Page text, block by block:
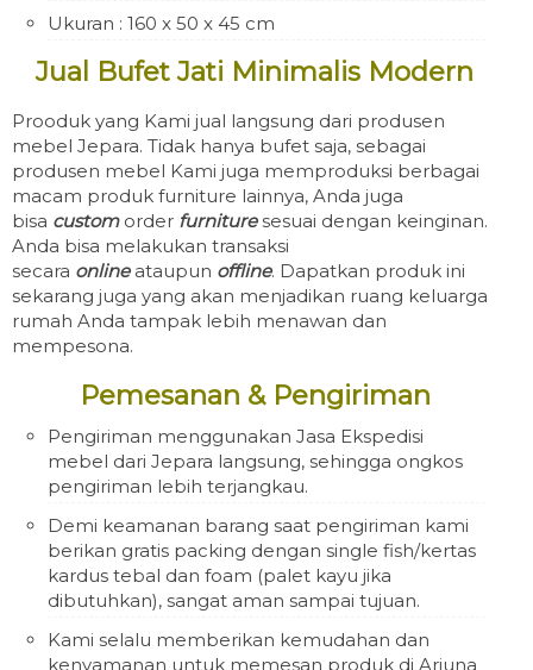
Ukuran : 160 x 50 x 45 cm
Jual Bufet Jati Minimalis Modern
Prooduk yang Kami jual langsung dari produsen
mebel Jepara. Tidak hanya bufet saja, sebagai
produsen mebel Kami juga memproduksi berbagai
macam produk furniture lainnya, Anda juga
bisa customorder furnituresesuai dengan keinginan.
Anda bisa melakukan transaksi
secara onlineataupun offline. Dapatkan produk ini
sekarang juga yang akan menjadikan ruang keluarga
rumah Anda tampak lebih menawan dan
mempesona.
Pemesanan & Pengiriman
Pengiriman menggunakan Jasa Ekspedisi
mebel dari Jepara langsung, sehingga ongkos
pengiriman lebih terjangkau.
Demi keamanan barang saat pengiriman kami
berikan gratis packing dengan single fish/kertas
kardus tebal dan foam (palet kayu jika
dibutuhkan), sangat aman sampai tujuan.
Kami selalu memberikan kemudahan dan
kenyamanan untuk memesan produk di Arjuna